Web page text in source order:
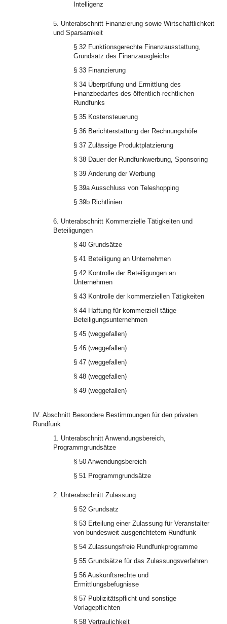
Intelligenz
5. Unterabschnitt Finanzierung sowie Wirtschaftlichkeit
und Sparsamkeit
§ 32 Funktionsgerechte Finanzausstattung,
Grundsatz des Finanzausgleichs
§ 33 Finanzierung
§ 34 Überprüfung und Ermittlung des
Finanzbedarfes des öffentlich-rechtlichen
Rundfunks
§ 35 Kostensteuerung
§ 36 Berichterstattung der Rechnungshöfe
§ 37 Zulässige Produktplatzierung
§ 38 Dauer der Rundfunkwerbung, Sponsoring
§ 39 Änderung der Werbung
§ 39a Ausschluss von Teleshopping
§ 39b Richtlinien
6. Unterabschnitt Kommerzielle Tätigkeiten und
Beteiligungen
§ 40 Grundsätze
§ 41 Beteiligung an Unternehmen
§ 42 Kontrolle der Beteiligungen an
Unternehmen
§ 43 Kontrolle der kommerziellen Tätigkeiten
§ 44 Haftung für kommerziell tätige
Beteiligungsunternehmen
§ 45 (weggefallen)
§ 46 (weggefallen)
§ 47 (weggefallen)
§ 48 (weggefallen)
§ 49 (weggefallen)
IV. Abschnitt Besondere Bestimmungen für den privaten
Rundfunk
1. Unterabschnitt Anwendungsbereich,
Programmgrundsätze
§ 50 Anwendungsbereich
§ 51 Programmgrundsätze
2. Unterabschnitt Zulassung
§ 52 Grundsatz
§ 53 Erteilung einer Zulassung für Veranstalter
von bundesweit ausgerichtetem Rundfunk
§ 54 Zulassungsfreie Rundfunkprogramme
§ 55 Grundsätze für das Zulassungsverfahren
§ 56 Auskunftsrechte und
Ermittlungsbefugnisse
§ 57 Publizitätspflicht und sonstige
Vorlagepflichten
§ 58 Vertraulichkeit